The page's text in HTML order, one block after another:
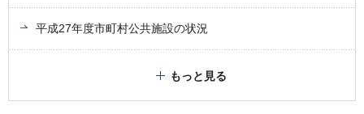
平成27年度市町村公共施設の状況
もっと見る